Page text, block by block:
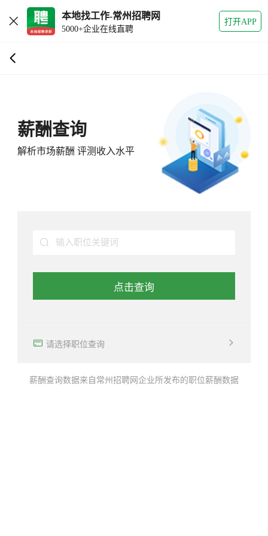
本地找工作-常州招聘网
5000+企业在线直聘
打开APP
薪酬查询
解析市场薪酬 评测收入水平
输入职位关键词
点击查询
请选择职位查询
薪酬查询数据来自常州招聘网企业所发布的职位薪酬数据
确定